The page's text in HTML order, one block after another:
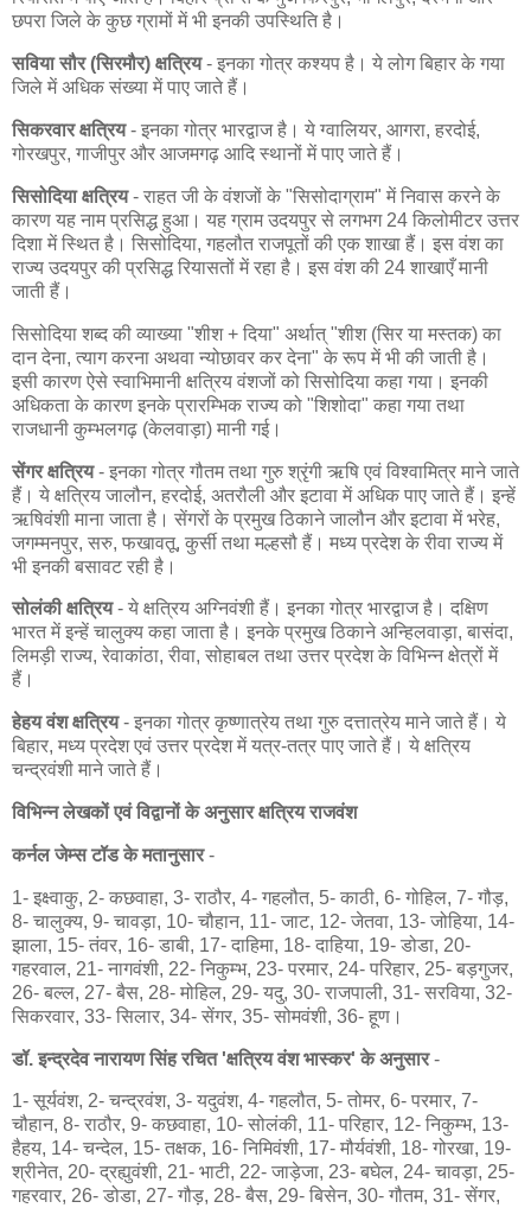
छपरा जिले के कुछ ग्रामों में भी इनकी उपस्थिति है।
सविया सौर (सिरमौर) क्षत्रिय- इनका गोत्र कश्यप है। ये लोग बिहार के गया
जिले में अधिक संख्या में पाए जाते हैं।
सिकरवार क्षत्रिय- इनका गोत्र भारद्वाज है। ये ग्वालियर, आगरा, हरदोई,
गोरखपुर, गाजीपुर और आजमगढ़ आदि स्थानों में पाए जाते हैं।
सिसोदिया क्षत्रिय- राहत जी के वंशजों के "सिसोदाग्राम" में निवास करने के
कारण यह नाम प्रसिद्ध हुआ। यह ग्राम उदयपुर से लगभग 24 किलोमीटर उत्तर
दिशा में स्थित है। सिसोदिया, गहलौत राजपूतों की एक शाखा हैं। इस वंश का
राज्य उदयपुर की प्रसिद्ध रियासतों में रहा है। इस वंश की 24 शाखाएँ मानी
जाती हैं।
सिसोदिया शब्द की व्याख्या "शीश + दिया" अर्थात् "शीश (सिर या मस्तक) का
दान देना, त्याग करना अथवा न्योछावर कर देना" के रूप में भी की जाती है।
इसी कारण ऐसे स्वाभिमानी क्षत्रिय वंशजों को सिसोदिया कहा गया। इनकी
अधिकता के कारण इनके प्रारम्भिक राज्य को "शिशोदा" कहा गया तथा
राजधानी कुम्भलगढ़ (केलवाड़ा) मानी गई।
सेंगर क्षत्रिय- इनका गोत्र गौतम तथा गुरु श्रृंगी ऋषि एवं विश्वामित्र माने जाते
हैं। ये क्षत्रिय जालौन, हरदोई, अतरौली और इटावा में अधिक पाए जाते हैं। इन्हें
ऋषिवंशी माना जाता है। सेंगरों के प्रमुख ठिकाने जालौन और इटावा में भरेह,
जगम्मनपुर, सरु, फखावतू, कुर्सी तथा मल्हसौ हैं। मध्य प्रदेश के रीवा राज्य में
भी इनकी बसावट रही है।
सोलंकी क्षत्रिय- ये क्षत्रिय अग्निवंशी हैं। इनका गोत्र भारद्वाज है। दक्षिण
भारत में इन्हें चालुक्य कहा जाता है। इनके प्रमुख ठिकाने अन्हिलवाड़ा, बासंदा,
लिमड़ी राज्य, रेवाकांठा, रीवा, सोहाबल तथा उत्तर प्रदेश के विभिन्न क्षेत्रों में
हैं।
हेहय वंश क्षत्रिय- इनका गोत्र कृष्णात्रेय तथा गुरु दत्तात्रेय माने जाते हैं। ये
बिहार, मध्य प्रदेश एवं उत्तर प्रदेश में यत्र-तत्र पाए जाते हैं। ये क्षत्रिय
चन्द्रवंशी माने जाते हैं।
विभिन्न लेखकों एवं विद्वानों के अनुसार क्षत्रिय राजवंश
कर्नल जेम्स टॉड के मतानुसार-
1- इक्ष्वाकु, 2- कछवाहा, 3- राठौर, 4- गहलौत, 5- काठी, 6- गोहिल, 7- गौड़,
8- चालुक्य, 9- चावड़ा, 10- चौहान, 11- जाट, 12- जेतवा, 13- जोहिया, 14-
झाला, 15- तंवर, 16- डाबी, 17- दाहिमा, 18- दाहिया, 19- डोडा, 20-
गहरवाल, 21- नागवंशी, 22- निकुम्भ, 23- परमार, 24- परिहार, 25- बड़गुजर,
26- बल्ल, 27- बैस, 28- मोहिल, 29- यदु, 30- राजपाली, 31- सरविया, 32-
सिकरवार, 33- सिलार, 34- सेंगर, 35- सोमवंशी, 36- हूण।
डॉ. इन्द्रदेव नारायण सिंह रचित 'क्षत्रिय वंश भास्कर' के अनुसार-
1- सूर्यवंश, 2- चन्द्रवंश, 3- यदुवंश, 4- गहलौत, 5- तोमर, 6- परमार, 7-
चौहान, 8- राठौर, 9- कछवाहा, 10- सोलंकी, 11- परिहार, 12- निकुम्भ, 13-
हैहय, 14- चन्देल, 15- तक्षक, 16- निमिवंशी, 17- मौर्यवंशी, 18- गोरखा, 19-
श्रीनेत, 20- द्रह्युवंशी, 21- भाटी, 22- जाड़ेजा, 23- बघेल, 24- चावड़ा, 25-
गहरवार, 26- डोडा, 27- गौड़, 28- बैस, 29- बिसेन, 30- गौतम, 31- सेंगर,